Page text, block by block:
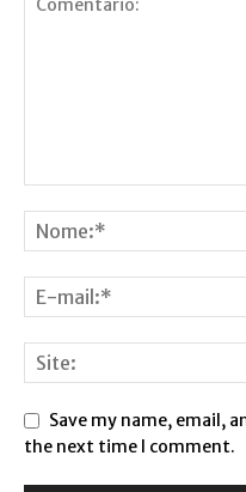
Save my name, email,
the next time I comment.